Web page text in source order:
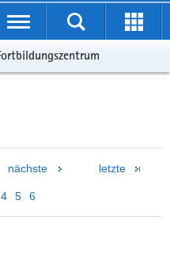
4 5 6
nächste letzte